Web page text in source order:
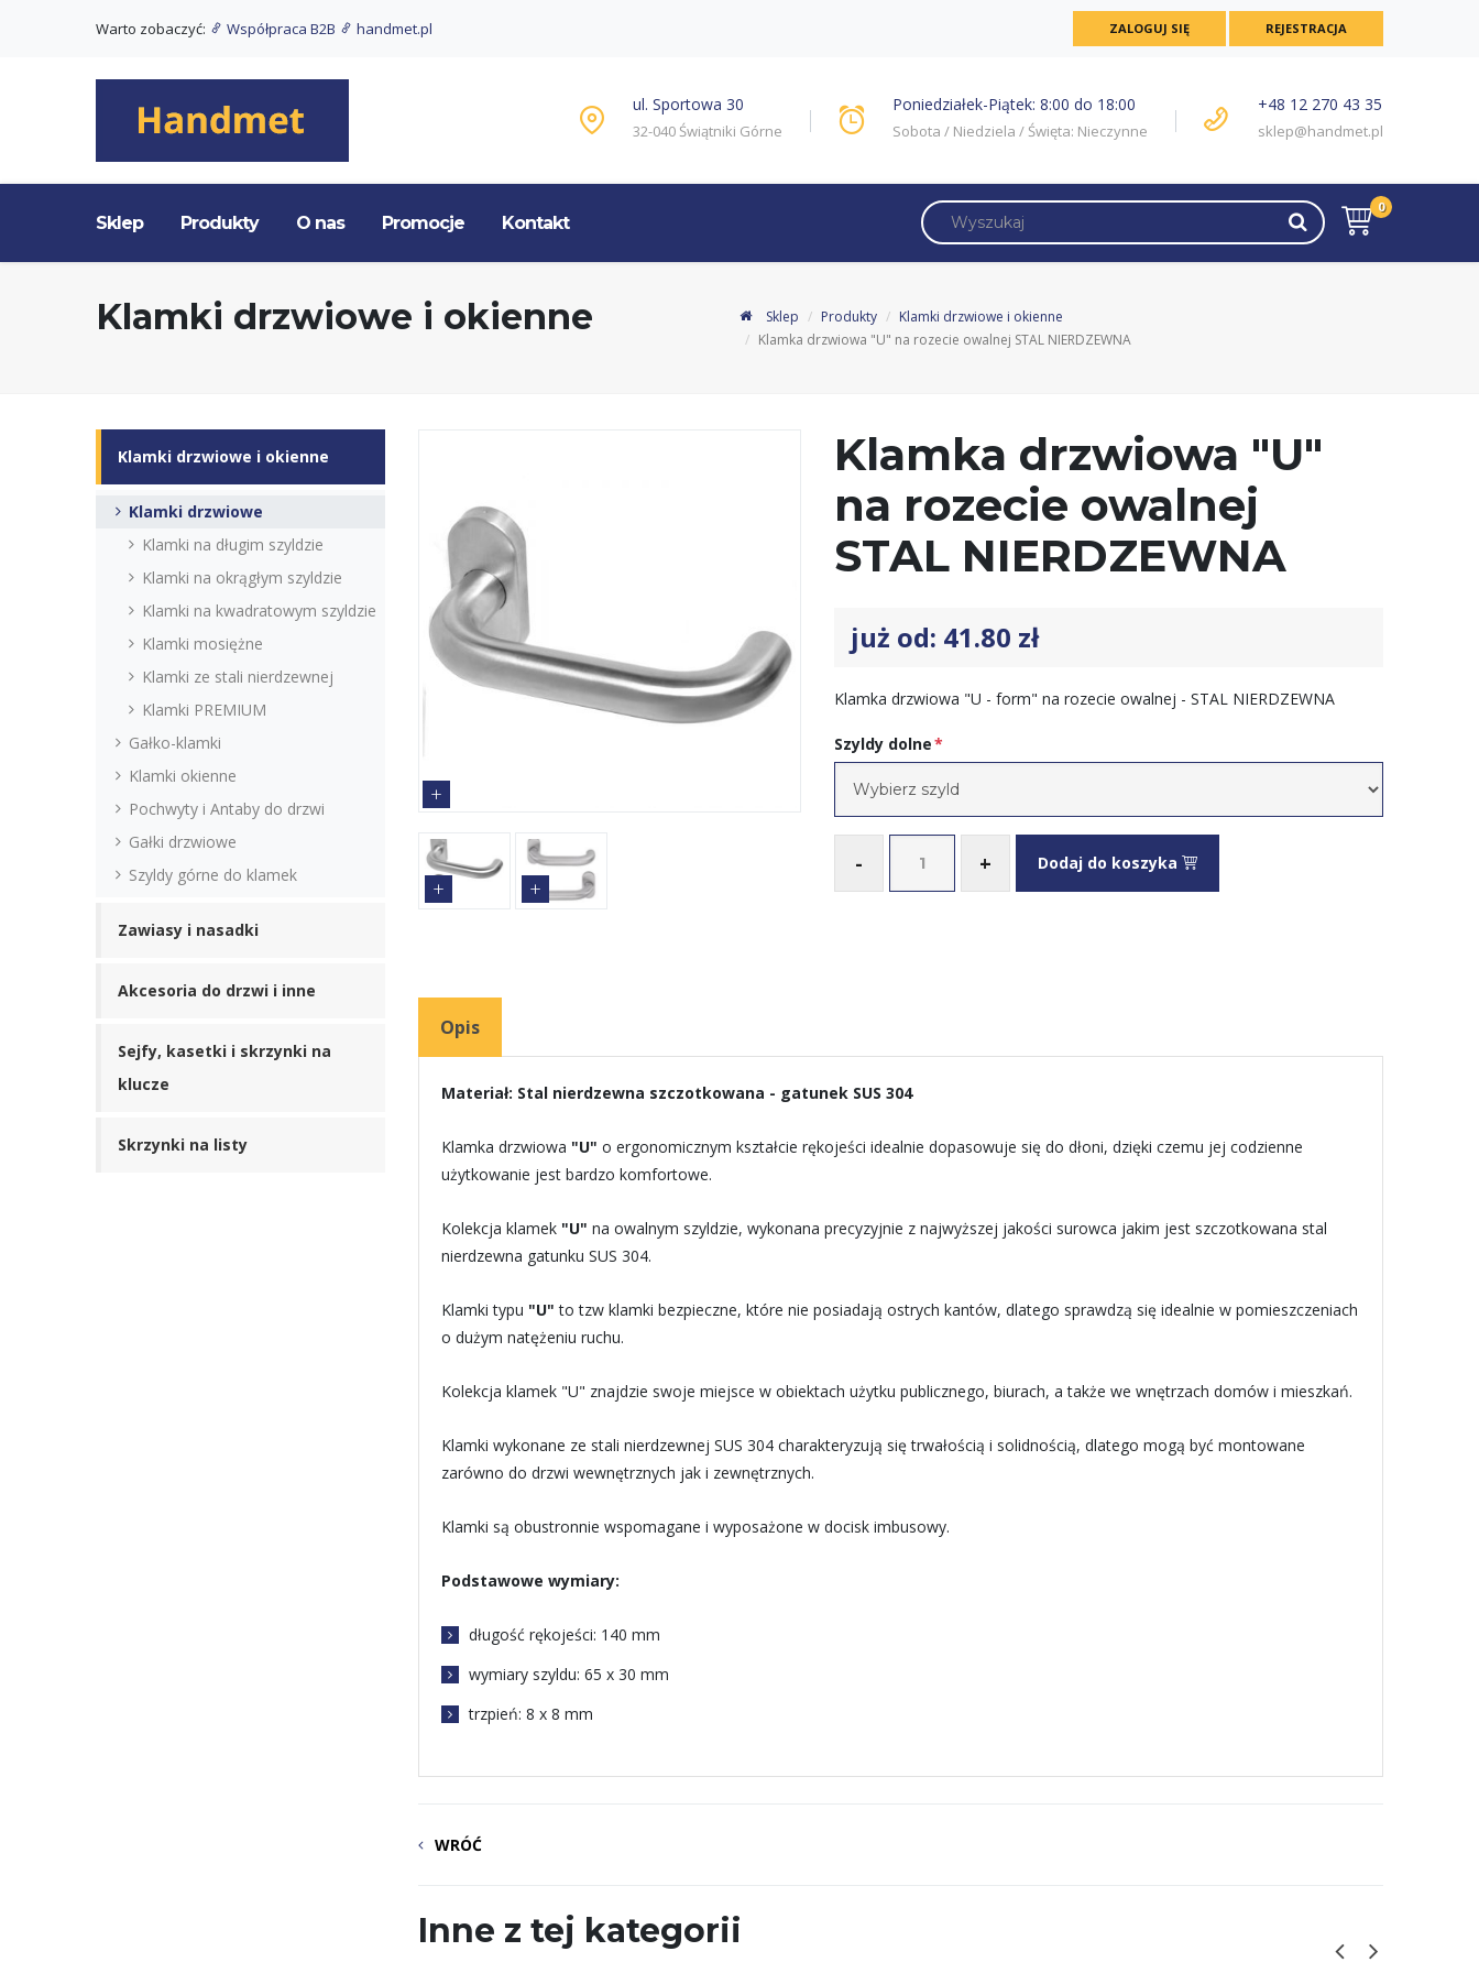
Warto zobaczyć: Współpraca B2B handmet.pl ZALOGUJ SIĘ REJESTRACJA
ul. Sportowa 30
32-040 Świątniki Górne
Poniedziałek-Piątek: 8:00 do 18:00
Sobota / Niedziela / Święta: Nieczynne
+48 12 270 43 35
sklep@handmet.pl
Sklep Produkty O nas Promocje Kontakt
0
Klamki drzwiowe i okienne Sklep Produkty
Klamki drzwiowe i okienne
Klamka drzwiowa "U" na rozecie owalnej STAL NIERDZEWNA
Klamka drzwiowa "U"
na rozecie owalnej
STAL NIERDZEWNA
już od: 41.80 zł
Klamka drzwiowa "U - form" na rozecie owalnej - STAL NIERDZEWNA
Szyldy dolne*
- + Dodaj do koszyka
Opis
Materiał: Stal nierdzewna szczotkowana - gatunek SUS 304
Klamka drzwiowa "U" o ergonomicznym kształcie rękojeści idealnie dopasowuje się do dłoni, dzięki czemu jej codzienne
użytkowanie jest bardzo komfortowe.
Kolekcja klamek "U" na owalnym szyldzie, wykonana precyzyjnie z najwyższej jakości surowca jakim jest szczotkowana stal
nierdzewna gatunku SUS 304.
Klamki typu "U" to tzw klamki bezpieczne, które nie posiadają ostrych kantów, dlatego sprawdzą się idealnie w pomieszczeniach
o dużym natężeniu ruchu.
Kolekcja klamek "U" znajdzie swoje miejsce w obiektach użytku publicznego, biurach, a także we wnętrzach domów i mieszkań.
Klamki wykonane ze stali nierdzewnej SUS 304 charakteryzują się trwałością i solidnością, dlatego mogą być montowane
zarówno do drzwi wewnętrznych jak i zewnętrznych.
Klamki są obustronnie wspomagane i wyposażone w docisk imbusowy.
Podstawowe wymiary:
długość rękojeści: 140 mm
wymiary szyldu: 65 x 30 mm
trzpień: 8 x 8 mm
WRÓĆ
Inne z tej kategorii
Klamki drzwiowe i okienne
Klamki drzwiowe
Klamki na długim szyldzie
Klamki na okrągłym szyldzie
Klamki na kwadratowym szyldzie
Klamki mosiężne
Klamki ze stali nierdzewnej
Klamki PREMIUM
Gałko-klamki
Klamki okienne
Pochwyty i Antaby do drzwi
Gałki drzwiowe
Szyldy górne do klamek
Zawiasy i nasadki
Akcesoria do drzwi i inne
Sejfy, kasetki i skrzynki na
klucze
Skrzynki na listy